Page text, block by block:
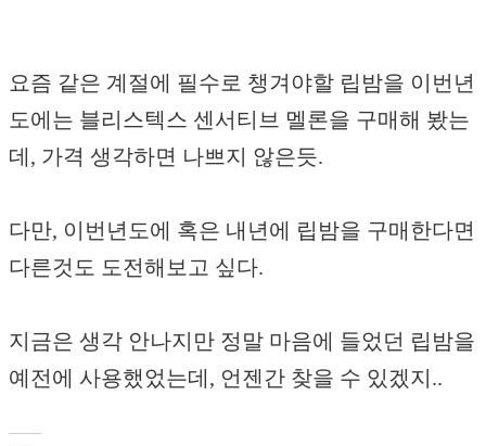
요즘 같은 계절에 필수로 챙겨야할 립밤을 이번년
도에는 블리스텍스 센서티브 멜론을 구매해 봤는
데, 가격 생각하면 나쁘지 않은듯.
다만, 이번년도에 혹은 내년에 립밤을 구매한다면
다른것도 도전해보고 싶다.
지금은 생각 안나지만 정말 마음에 들었던 립밤을
예전에 사용했었는데, 언젠간 찾을 수 있겠지..